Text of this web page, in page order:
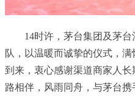
14时许，茅台集团及茅
队，以温暖而诚挚的仪式，
到来，衷心感谢渠道商家人
路相伴，风雨同舟，与茅台携